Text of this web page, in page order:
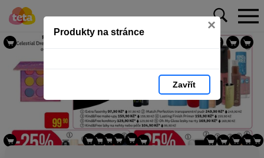
Produkty na stránce ×
Zavřít